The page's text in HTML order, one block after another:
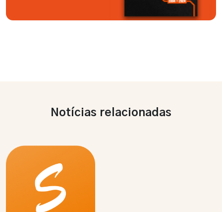
Notícias relacionadas